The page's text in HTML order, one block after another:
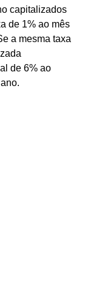
capitalizados
de 1% ao mês
a mesma taxa
de 6% ao